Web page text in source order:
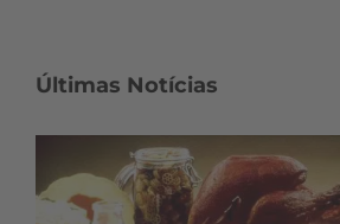
Últimas Notícias